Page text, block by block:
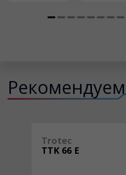
Рекомендуем
Trotec
TTK 66 E